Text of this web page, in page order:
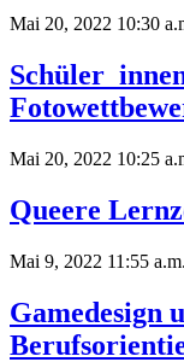
Mai 20, 2022 10:30
Mai 20, 2022 10:25
Queere
Mai 9, 2022 11:55 a.m.
Gamedesign